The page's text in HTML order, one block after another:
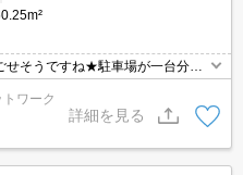
そうですね★駐車場が一台分無
き♪♪
ワーク
詳細を見る